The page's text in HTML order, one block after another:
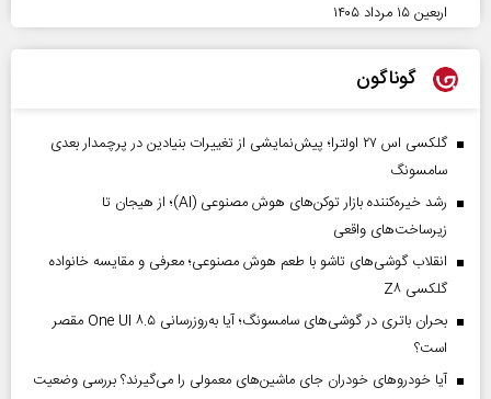
اربعین ۱۵ مرداد ۱۴۰۵
گوناگون
گلکسی اس ۲۷ اولترا؛ پیش‌نمایشی از تغییرات بنیادین در پرچمدار بعدی
سامسونگ
رشد خیره‌کننده بازار توکن‌های هوش مصنوعی (AI)؛ از هیجان تا
زیرساخت‌های واقعی
انقلاب گوشی‌های تاشو‌ با طعم هوش مصنوعی؛ معرفی و مقایسه خانواده
گلکسی Z۸
بحران باتری در گوشی‌های سامسونگ؛ آیا به‌روزرسانی One UI ۸.۵ مقصر
است؟
آیا خودروهای خودران جای ماشین‌های معمولی را می‌گیرند؟ بررسی وضعیت